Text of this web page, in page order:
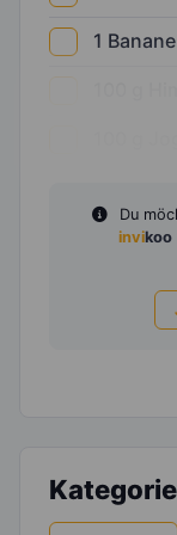
1 Banane
Du
invikoo